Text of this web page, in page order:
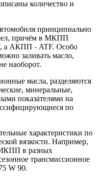
количество и
принципиально
причём в МКПП
а АКПП - ATF. Особо
заливать масло,
наоборот.
масла, разделяются
минеральные,
показателями на
по
характеристики по
вязкости. Например,
в разных
трансмиссионное
W 90.